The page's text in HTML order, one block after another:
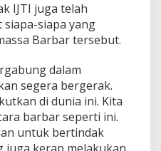
IJTI juga telah
siapa yang
Barbar tersebut.
dalam
segera bergerak.
di dunia ini. Kita
barbar seperti ini.
untuk bertindak